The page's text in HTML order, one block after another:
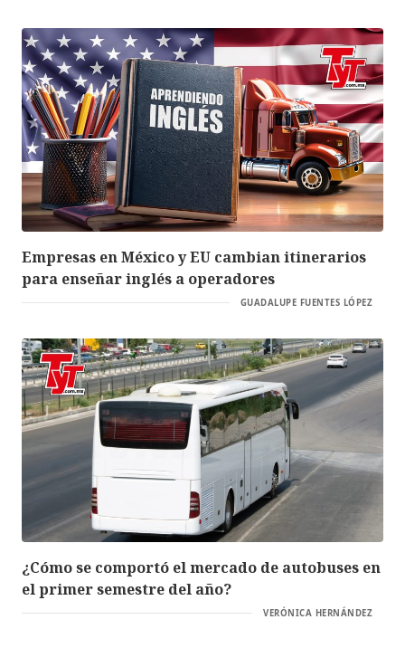
Empresas en México y EU cambian itinerarios
para enseñar inglés a operadores
GUADALUPE FUENTES LÓPEZ
¿Cómo se comportó el mercado de autobuses en
el primer semestre del año?
VERÓNICA HERNÁNDEZ